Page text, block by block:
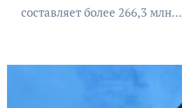
составляет более 266,3 млн…